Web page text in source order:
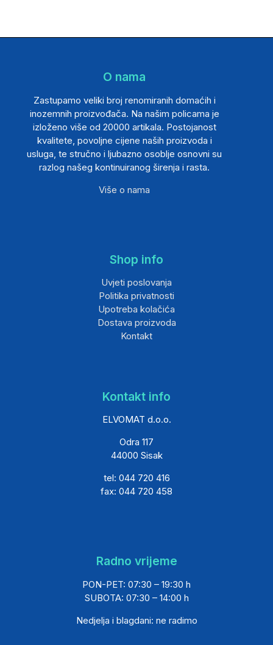
O nama
Zastupamo veliki broj renomiranih domaćih i
inozemnih proizvođača. Na našim policama je
izloženo više od 20000 artikala. Postojanost
kvalitete, povoljne cijene naših proizvoda i
usluga, te stručno i ljubazno osoblje osnovni su
razlog našeg kontinuiranog širenja i rasta.
Više o nama
Shop info
Uvjeti poslovanja
Politika privatnosti
Upotreba kolačića
Dostava proizvoda
Kontakt
Kontakt info
ELVOMAT d.o.o.
Odra 117
44000 Sisak
tel: 044 720 416
fax: 044 720 458
Radno vrijeme
PON-PET: 07:30 – 19:30 h
SUBOTA: 07:30 – 14:00 h
Nedjelja i blagdani: ne radimo